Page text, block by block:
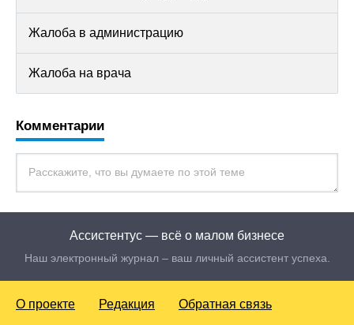
Жалоба в администрацию
Жалоба на врача
Комментарии
Ассистентус — всё о малом бизнесе
Наш электронный журнал – ваш личный ассистент успеха.
О проекте Редакция Обратная связь